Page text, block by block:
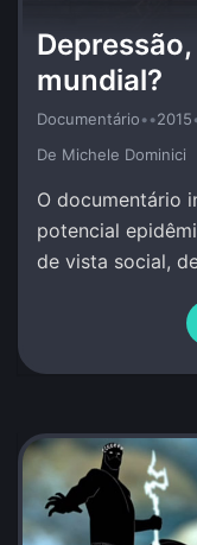
mundial?
Documentário••2015
De Michele Dominici
O documentário
potencial
de vista social,